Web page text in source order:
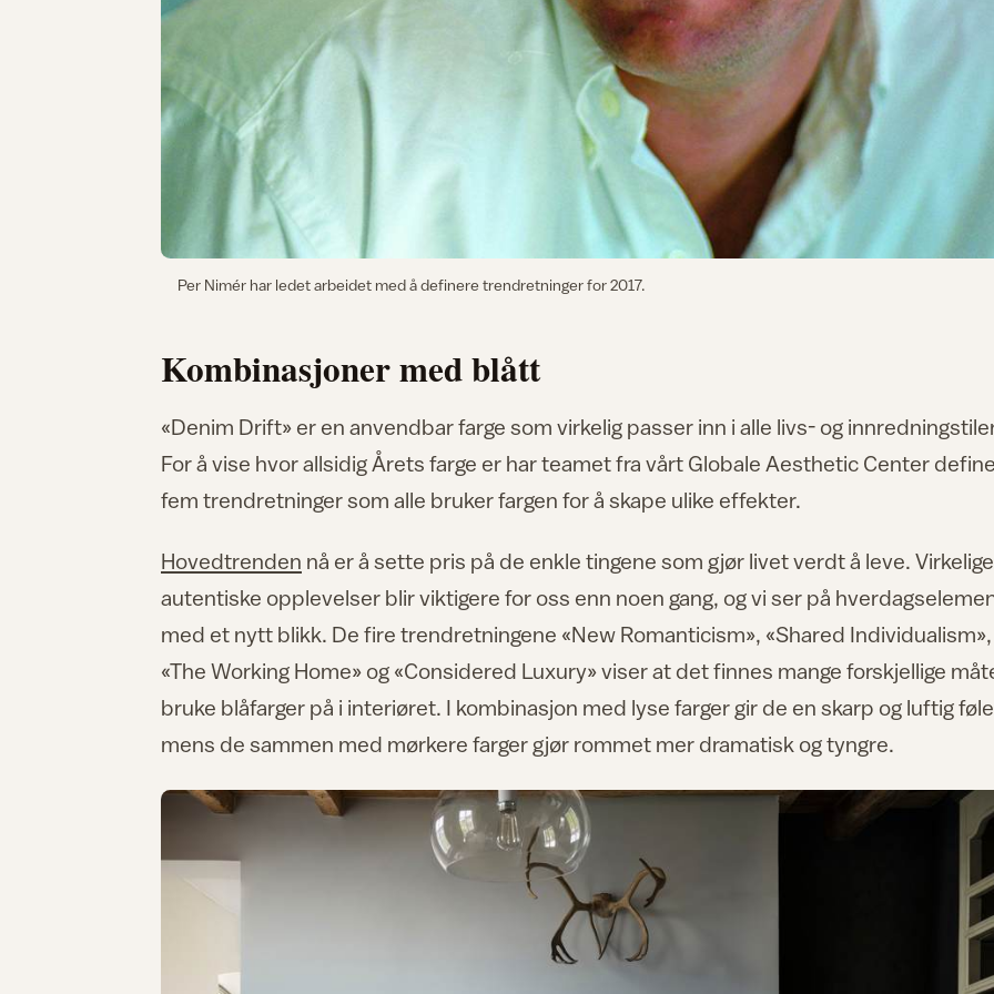
Per Nimér har ledet arbeidet med å definere trendretninger for 2017.
Kombinasjoner med blått
«Denim Drift» er en anvendbar farge som virkelig passer inn i alle livs- og
For å vise hvor allsidig Årets farge er har teamet fra vårt Globale Aesthetic Center
fem trendretninger som alle bruker fargen for å skape ulike effekter.
Hovedtrenden nå er å sette pris på de enkle tingene som gjør livet verdt å leve.
autentiske opplevelser blir viktigere for oss enn noen gang, og vi ser på
med et nytt blikk. De fire trendretningene «New Romanticism», «Shared Individualism»,
«The Working Home» og «Considered Luxury» viser at det finnes mange forskjellige
bruke blåfarger på i interiøret. I kombinasjon med lyse farger gir de en skarp og luftig
mens de sammen med mørkere farger gjør rommet mer dramatisk og tyngre.